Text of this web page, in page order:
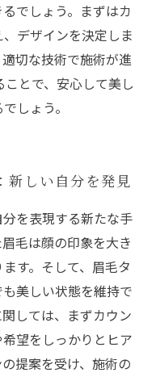
でしょう。まずはカ
デザインを決定しま
切な技術で施術が進
とで、安心して美し
しょう。
新しい自分を発見
を表現する新たな手
毛は顔の印象を大き
す。そして、眉毛タ
美しい状態を維持で
しては、まずカウン
望をしっかりとヒア
提案を受け、施術の